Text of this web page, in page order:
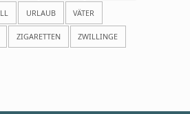
URLAUB VÄTER
ZIGARETTEN ZWILLINGE